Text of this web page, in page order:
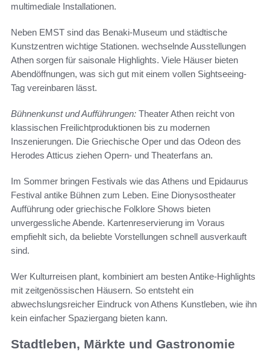
multimediale Installationen.
Neben EMST sind das Benaki-Museum und städtische
Kunstzentren wichtige Stationen. wechselnde Ausstellungen
Athen sorgen für saisonale Highlights. Viele Häuser bieten
Abendöffnungen, was sich gut mit einem vollen Sightseeing-
Tag vereinbaren lässt.
Bühnenkunst und Aufführungen: Theater Athen reicht von
klassischen Freilichtproduktionen bis zu modernen
Inszenierungen. Die Griechische Oper und das Odeon des
Herodes Atticus ziehen Opern- und Theaterfans an.
Im Sommer bringen Festivals wie das Athens und Epidaurus
Festival antike Bühnen zum Leben. Eine Dionysostheater
Aufführung oder griechische Folklore Shows bieten
unvergessliche Abende. Kartenreservierung im Voraus
empfiehlt sich, da beliebte Vorstellungen schnell ausverkauft
sind.
Wer Kulturreisen plant, kombiniert am besten Antike-Highlights
mit zeitgenössischen Häusern. So entsteht ein
abwechslungsreicher Eindruck von Athens Kunstleben, wie ihn
kein einfacher Spaziergang bieten kann.
Stadtleben, Märkte und Gastronomie